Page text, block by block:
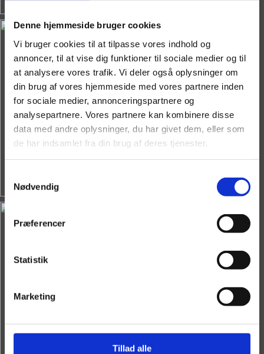
Denne hjemmeside bruger cookies
Vi bruger cookies til at tilpasse vores indhold og
annoncer, til at vise dig funktioner til sociale medier og til
at analysere vores trafik. Vi deler også oplysninger om
din brug af vores hjemmeside med vores partnere inden
for sociale medier, annonceringspartnere og
analysepartnere. Vores partnere kan kombinere disse
data med andre oplysninger, du har givet dem, eller som
de har indsamlet fra din brug af deres tjenester.
Nødvendig
Præferencer
Statistik
Marketing
Tillad alle